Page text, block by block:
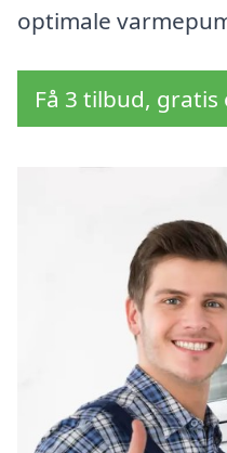
optimale
Få 3 tilbud,